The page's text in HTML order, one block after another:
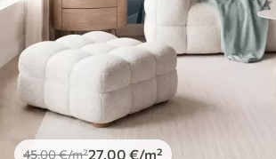
45.00€/m²27.00 €/m²